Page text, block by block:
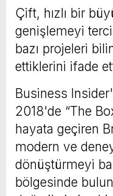
Çift, hızlı bir
genişlemeyi
bazı projeleri
ettiklerini ifade
Business
2018'de “The
hayata geçiren
modern ve
dönüştürmeyi
bölgesinde